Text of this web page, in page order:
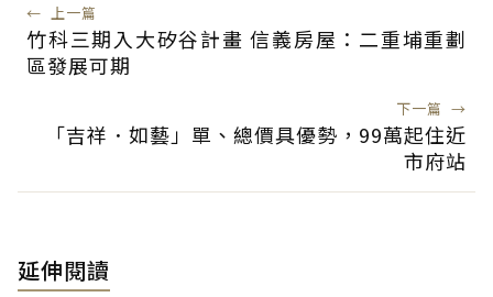
← 上一篇
竹科三期入大矽谷計畫 信義房屋：二重埔重劃
區發展可期
下一篇 →
「吉祥．如藝」單、總價具優勢，99萬起住近
市府站
延伸閱讀